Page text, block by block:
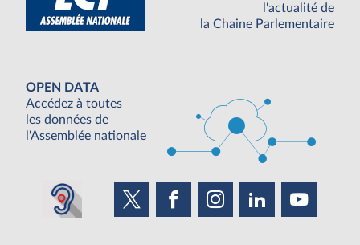
l'actualité de
la Chaine Parlementaire
OPEN DATA
Accédez à toutes
les données de
l'Assemblée nationale